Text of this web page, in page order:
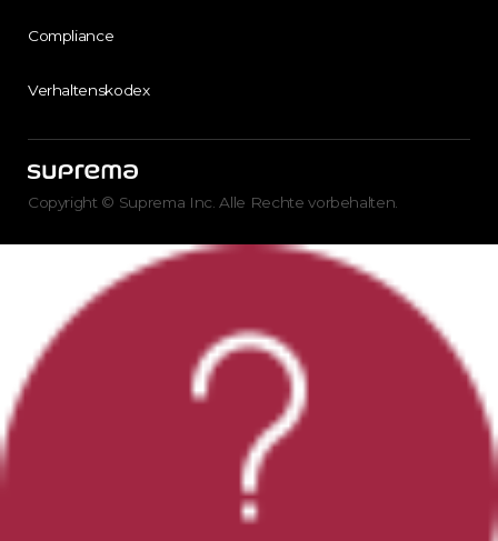
Compliance
Verhaltenskodex
Copyright © Suprema Inc. Alle Rechte vorbehalten.